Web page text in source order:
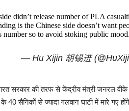
didn’t release number of PLA
is the Chinese side doesn’t want
number so to avoid stoking public
— Hu Xijin 胡锡进
सरकार की तरफ से केंद्रीय मंत्री जनरल
40 सैनिकों से ज्यादा गलवान घाटी में मारे गए